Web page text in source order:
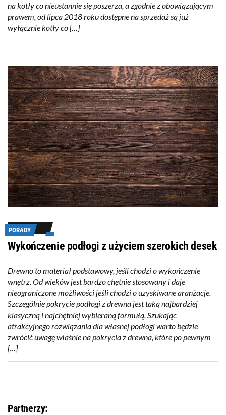
na kotły co nieustannie się poszerza, a zgodnie z obowiązującym
prawem, od lipca 2018 roku dostępne na sprzedaż są już
wyłącznie kotły co […]
PORADY
Wykończenie podłogi z użyciem szerokich desek
Drewno to materiał podstawowy, jeśli chodzi o wykończenie
wnętrz. Od wieków jest bardzo chętnie stosowany i daje
nieograniczone możliwości jeśli chodzi o uzyskiwane aranżacje.
Szczególnie pokrycie podłogi z drewna jest taką najbardziej
klasyczną i najchętniej wybieraną formułą. Szukając
atrakcyjnego rozwiązania dla własnej podłogi warto będzie
zwrócić uwagę właśnie na pokrycia z drewna, które po pewnym
[…]
Partnerzy: